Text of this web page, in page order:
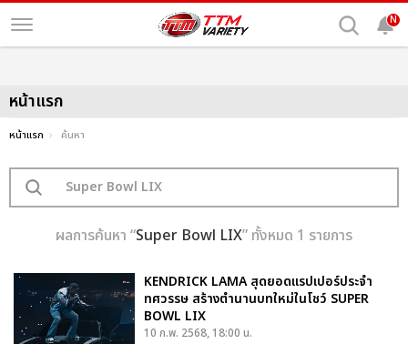
N
หน้าแรก
หน้าแรก ค้นหา
ผลการค้นหา “Super Bowl LIX” ทั้งหมด 1 รายการ
KENDRICK LAMA สุดยอดแรปเปอร์ประจำ
ทศวรรษ สร้างตำนานบทใหม่ในโชว์ SUPER
BOWL LIX
10 ก.พ. 2568, 18:00 น.